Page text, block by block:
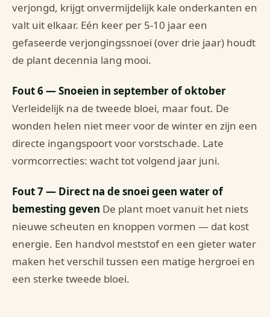
verjongd, krijgt onvermijdelijk kale onderkanten en
valt uit elkaar. Eén keer per 5-10 jaar een
gefaseerde verjongingssnoei (over drie jaar) houdt
de plant decennia lang mooi.
Fout 6 — Snoeien in september of oktober
Verleidelijk na de tweede bloei, maar fout. De
wonden helen niet meer voor de winter en zijn een
directe ingangspoort voor vorstschade. Late
vormcorrecties: wacht tot volgend jaar juni.
Fout 7 — Direct na de snoei geen water of
bemesting geven De plant moet vanuit het niets
nieuwe scheuten en knoppen vormen — dat kost
energie. Een handvol meststof en een gieter water
maken het verschil tussen een matige hergroei en
een sterke tweede bloei.